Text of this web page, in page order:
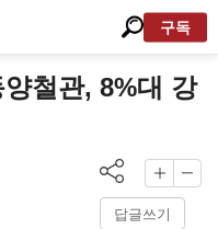
구독
철관, 8%대 강
답글쓰기